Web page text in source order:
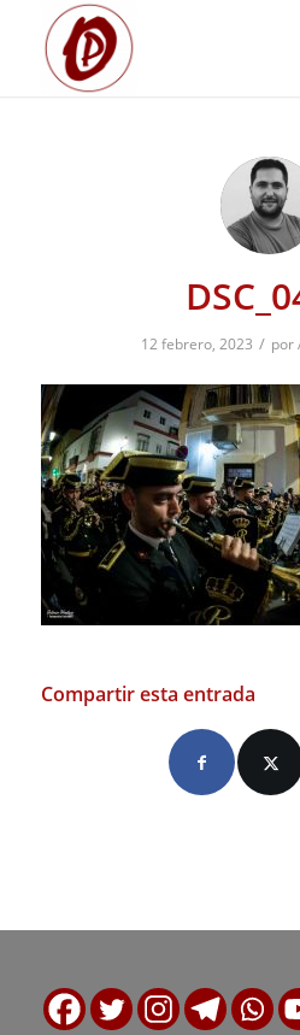
12 febrero, 2023 / por
Compartir esta entrada